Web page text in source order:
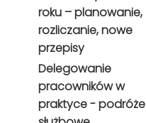
roku – planowanie,
rozliczanie, nowe
przepisy
Delegowanie
pracowników w
praktyce - podróże